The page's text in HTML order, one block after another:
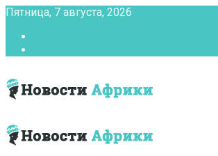
Пятница, 7 августа, 2026